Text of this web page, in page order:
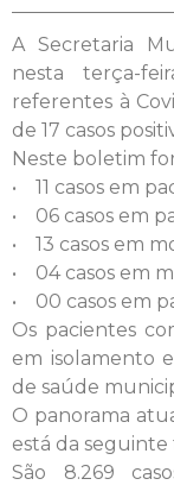
A Secretaria
nesta terça-
referentes à
de 17 casos
Neste boletim
• 11 casos em
• 06 casos em
• 13 casos em
• 04 casos em
• 00 casos em
Os pacientes
em isolamento
de saúde
O panorama
está da seguinte
São 8.269